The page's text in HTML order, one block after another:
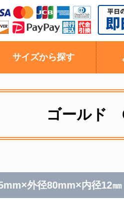
サイズから探す
ゴールド
外径80mm×内径12㎜